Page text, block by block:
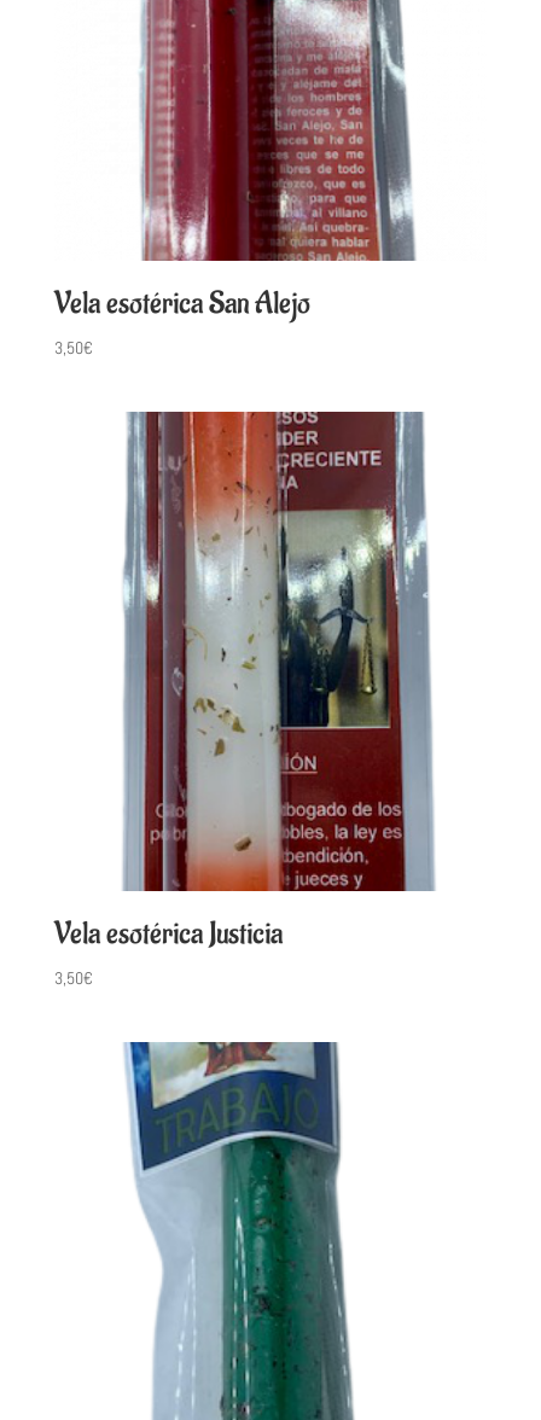
Vela esotérica San Alejo
3,50€
Vela esotérica Justicia
3,50€